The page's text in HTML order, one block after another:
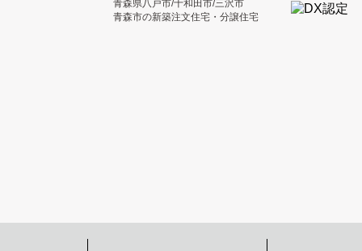
青森県八戸市/十和田市/三沢市
青森市の新築注文住宅・分譲住宅